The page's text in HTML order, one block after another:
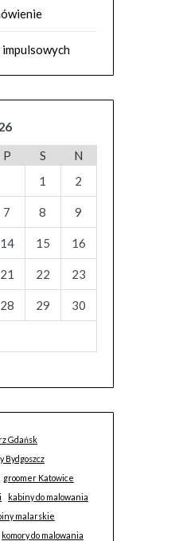
P S
N
1
2
7 8 9
14 15 16
21 22 23
28 29 30
Gdańsk
Bydgoszcz
groomer Katowice
kabiny do malowania
malarskie
komory do malowania